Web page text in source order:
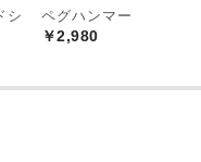
シ
ペグハンマー
￥2,980